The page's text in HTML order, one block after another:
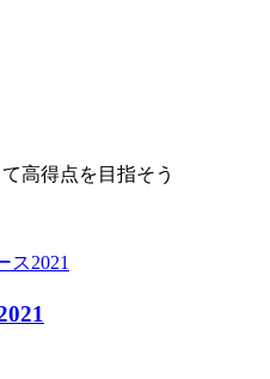
高得点を目指そう